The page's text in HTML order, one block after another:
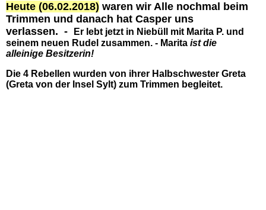
Heute (06.02.2018) waren wir Alle nochmal beim
Trimmen und danach hat Casper uns
verlassen. -
Er lebt jetzt in Niebüll mit Marita P. und
seinem neuen Rudel zusammen. - Marita ist die
alleinige Besitzerin!
Die 4 Rebellen wurden von ihrer Halbschwester Greta
(Greta von der Insel Sylt) zum Trimmen begleitet.